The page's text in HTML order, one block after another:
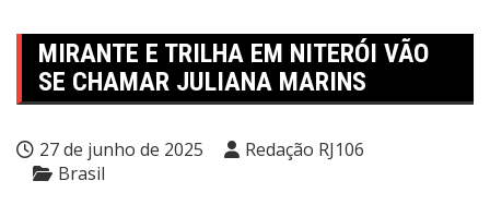
MIRANTE E TRILHA EM NITERÓI VÃO
SE CHAMAR JULIANA MARINS
27 de junho de 2025
Redação RJ106
Brasil